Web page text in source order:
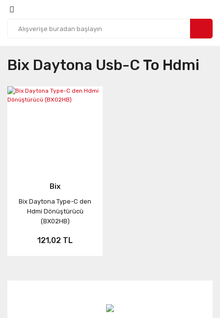
Bix Daytona Usb-C To Hdmi
Bix
Bix Daytona Type-C den
Hdmi Dönüştürücü
(BX02HB)
121,02 TL